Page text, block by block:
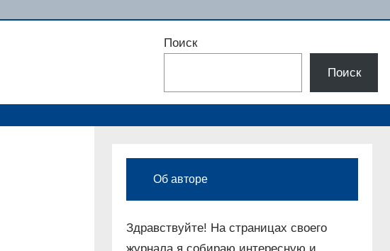
Поиск
Поиск
Об авторе
Здравствуйте! На страницах своего